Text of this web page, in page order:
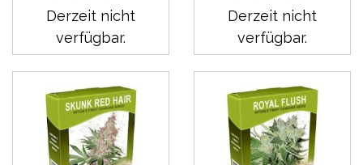
Derzeit nicht
verfügbar.
Derzeit nicht
verfügbar.